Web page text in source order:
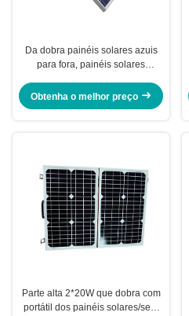
Da dobra painéis solares azuis
para fora, painéis solares
acampar
Obtenha o melhor preço
Parte alta 2*20W que dobra com
portátil dos painéis solares/sem